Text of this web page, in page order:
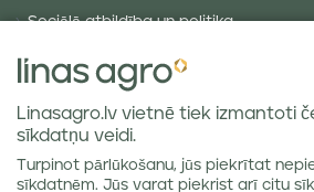
Sociālā atbildība un politika
Sīkdatņu politika
VISPĀRĪGIE NOTEIKUMI
Labības tirgus atsauksmes
Linasagro.lv vietnē tiek izmantoti
sīkdatņu veidi.
Turpinot pārlūkošanu, jūs piekrītat
sīkdatnēm. Jūs varat piekrist arī citu